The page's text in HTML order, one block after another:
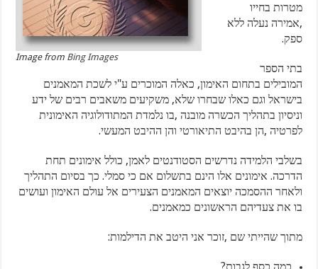
Image from Bing Images
מטרות בחייו
,אמירה נעלה ללא
ספק.
בתי הספר
המובילים בתחום האימון, כאלה המוכרים ע"י לשכת המאמנים
בישראל וגם כאלו שבחרו שלא, משקיעים משאבים רבים של ידע
וניסיון בתהליך הכשרה מובנה ,בו נלמדת המתודולוגיה האימונית
לפרטיה ,הן בהיבט התיאורטי והן ההיבט המעשי.
בשלבי הלמידה נדרשים הסטודנטים לאמן, כולל אימונים תחת
הדרכה. אימונים אלו הינם בתשלום אם כי סמלי. כך בסיום התהליך
ולאחר ההסמכה יוצאים המאמנים הצעירים אל עולם האימון ועושים
בו את צעדיהם הראשונים כמאמנים.
מתוך שהייתי שם ,זוכר אני היטב את הדילמות: